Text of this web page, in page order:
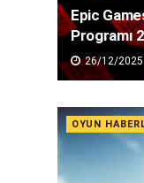
Epic
Programı
26/12/2025
OYUN